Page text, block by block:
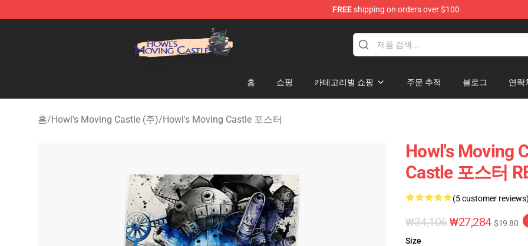
FREEshipping on orders over $100
Howl's Moving Castle Store - Official Howl's Moving Castle Merchandise Shop
홈 쇼핑 카테고리별 쇼핑 주문 추적 블로그 연락
홈/Howl's Moving Castle (주)/Howl's Moving Castle 포스터
Howl's Moving
Castle 포스터
(5 customer
₩34,106₩27,284 $19.80
Size